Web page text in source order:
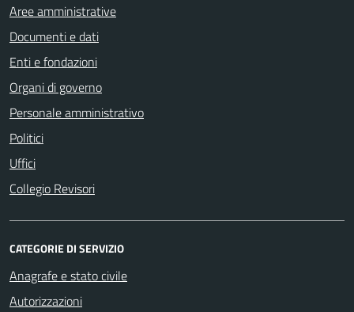
Aree amministrative
Documenti e dati
Enti e fondazioni
Organi di governo
Personale amministrativo
Politici
Uffici
Collegio Revisori
CATEGORIE DI SERVIZIO
Anagrafe e stato civile
Autorizzazioni